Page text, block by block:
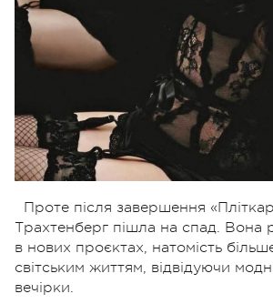
Проте після завершення
Трахтенберг пішла на спад. Вона
в нових проєктах, натомість
світським життям, відвідуючи
вечірки.